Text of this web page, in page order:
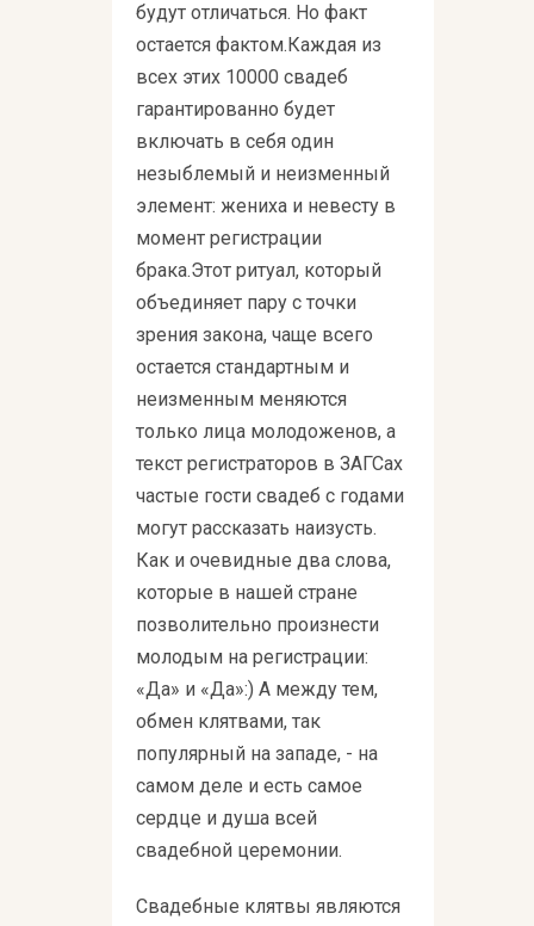
будут отличаться. Но факт
остается фактом.Каждая из
всех этих 10000 свадеб
гарантированно будет
включать в себя один
незыблемый и неизменный
элемент: жениха и невесту в
момент регистрации
брака.Этот ритуал, который
объединяет пару с точки
зрения закона, чаще всего
остается стандартным и
неизменным меняются
только лица молодоженов, а
текст регистраторов в ЗАГСах
частые гости свадеб с годами
могут рассказать наизусть.
Как и очевидные два слова,
которые в нашей стране
позволительно произнести
молодым на регистрации:
«Да» и «Да»:) А между тем,
обмен клятвами, так
популярный на западе, - на
самом деле и есть самое
сердце и душа всей
свадебной церемонии.
Свадебные клятвы являются